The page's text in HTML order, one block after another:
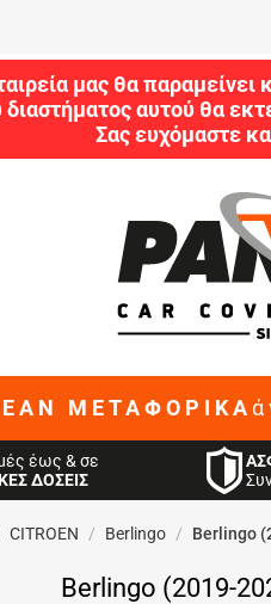
μας θα
αυτού θα
Σας ευχόμαστε
ΜΕΤΑΦΟΡΙΚΑ
έως & σε
ΔΟΣΕΙΣ
CITROEN / Berlingo / Berlingo
Berlingo (2019-